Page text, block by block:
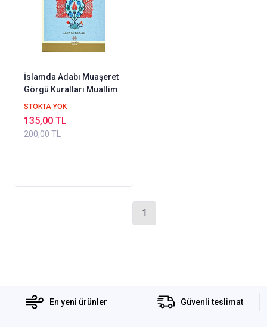
İslamda Adabı Muaşeret
Görgü Kuralları Muallim
STOKTA YOK
200,00 TL
135,00 TL
1
En yeni ürünler Güvenli teslimat